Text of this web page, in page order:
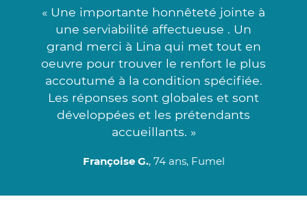
« Une importante honnêteté jointe à
une serviabilité affectueuse . Un
grand merci à Lina qui met tout en
oeuvre pour trouver le renfort le plus
accoutumé à la condition spécifiée.
Les réponses sont globales et sont
développées et les prétendants
accueillants. »
Françoise G., 74 ans, Fumel